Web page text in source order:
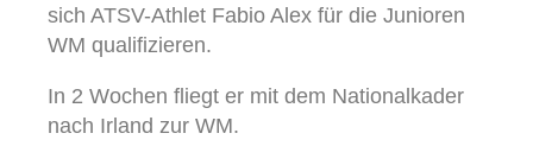
sich ATSV-Athlet Fabio Alex für die Junioren
WM qualifizieren.
In 2 Wochen fliegt er mit dem Nationalkader
nach Irland zur WM.